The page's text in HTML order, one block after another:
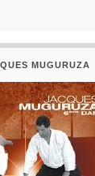
MUGURUZA